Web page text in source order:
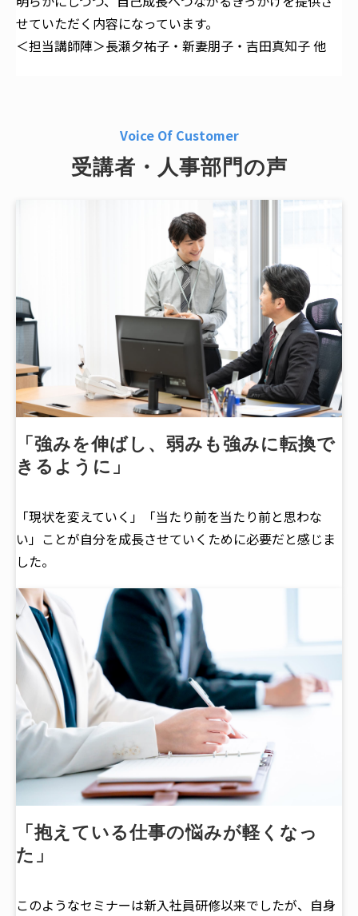
せていただく内容になっています。
＜担当講師陣＞長瀬夕祐子・新妻朋子・吉田真知子 他
Voice Of Customer
受講者・人事部門の声
「強みを伸ばし、弱みも強みに転換で
きるように」
「現状を変えていく」「当たり前を当たり前と思わな
い」ことが自分を成長させていくために必要だと感じま
した。
「抱えている仕事の悩みが軽くなっ
た」
このようなセミナーは新入社員研修以来でしたが、自身